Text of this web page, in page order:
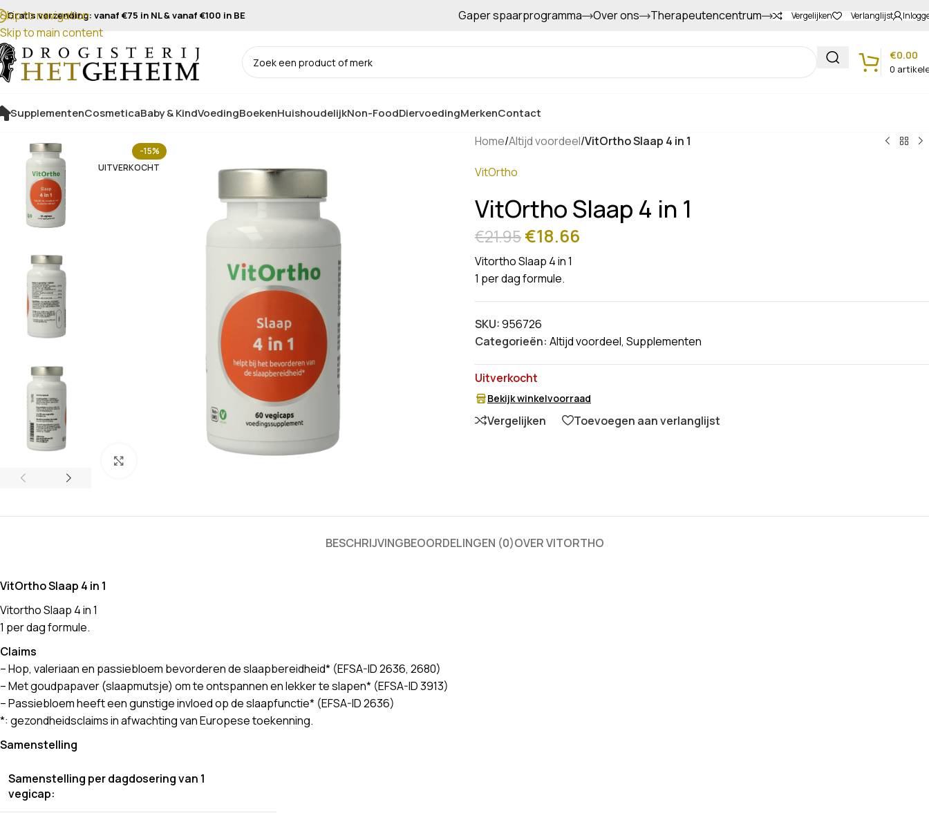
Skip to navigation
Skip to main content
Gratis verzending: vanaf €75 in NL & vanaf €100 in BE Gratis afhalen in de winkel Gapers sparen voor extra korting
Gaper spaarprogramma Over ons Therapeutencentrum Vergelijken Verlanglijst
0
€0.00
SupplementenCosmeticaBaby & KindVoedingBoekenHuishoudelijkNon-FoodDiervoedingMerkenContact
-15%
UITVERKOCHT
Home/Altijd voordeel/VitOrtho Slaap 4 in 1
VitOrtho
VitOrtho Slaap 4 in 1
€21.95€18.66
Vitortho Slaap 4 in 1
1 per dag formule.
SKU:956726
Categorieën: Altijd voordeel, Supplementen
Uitverkocht
Bekijk winkelvoorraad
Vergelijken Toevoegen aan verlanglijst
BESCHRIJVINGBEOORDELINGEN (0)OVER VITORTHO
VitOrtho Slaap 4 in 1
Vitortho Slaap 4 in 1
1 per dag formule.
Claims
– Hop, valeriaan en passiebloem bevorderen de slaapbereidheid* (EFSA-ID 2636, 2680)
– Met goudpapaver (slaapmutsje) om te ontspannen en lekker te slapen* (EFSA-ID 3913)
– Passiebloem heeft een gunstige invloed op de slaapfunctie* (EFSA-ID 2636)
*: gezondheidsclaims in afwachting van Europese toekenning.
Samenstelling
Samenstelling per dagdosering van 1
vegicap: